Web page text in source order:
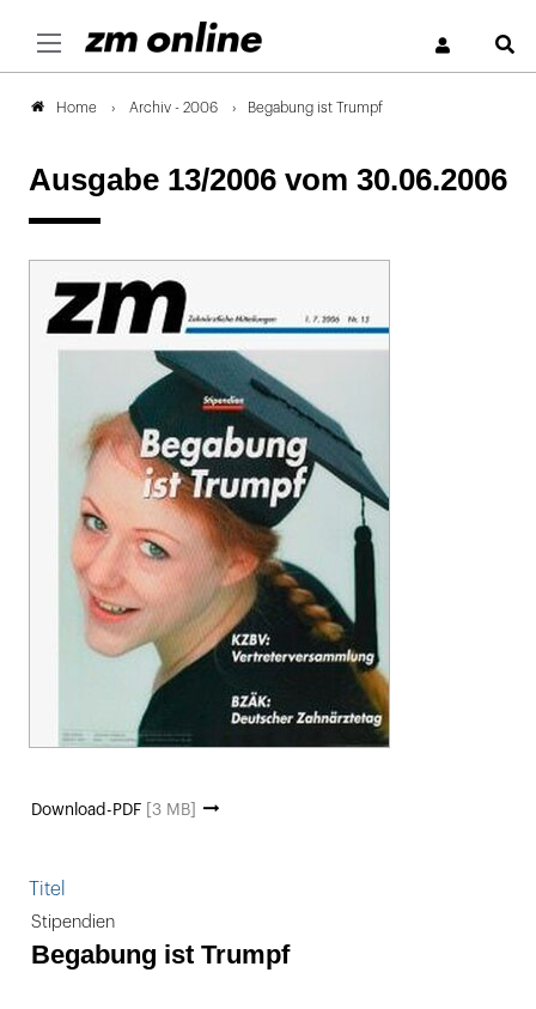
Home Archiv - 2006 Begabung ist Trumpf
Ausgabe 13/2006 vom 30.06.2006
Download-PDF [3 MB]
Titel
Stipendien
Begabung ist Trumpf